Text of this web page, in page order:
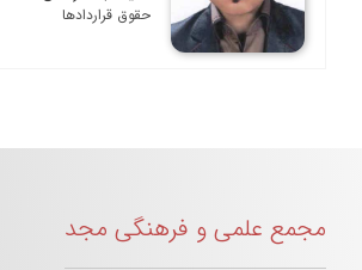
حقوق قراردادها
مجمع علمی و فرهنگی مجد